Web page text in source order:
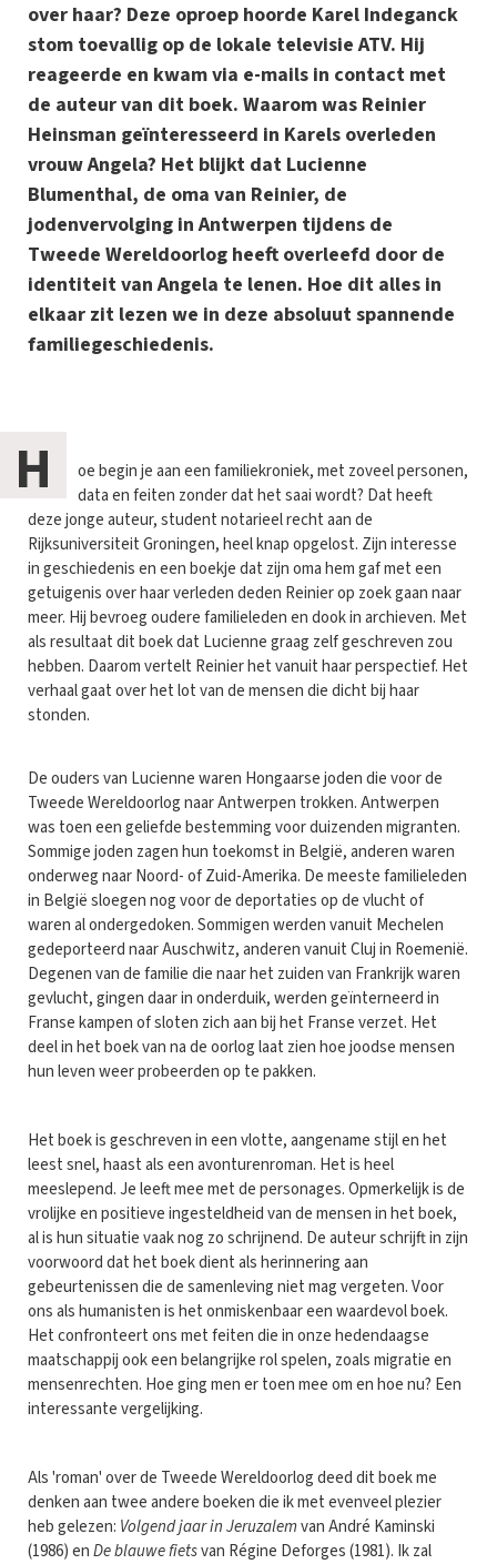
over haar? Deze oproep hoorde Karel Indeganck
stom toevallig op de lokale televisie ATV. Hij
reageerde en kwam via e-mails in contact met
de auteur van dit boek. Waarom was Reinier
Heinsman geïnteresseerd in Karels overleden
vrouw Angela? Het blijkt dat Lucienne
Blumenthal, de oma van Reinier, de
jodenvervolging in Antwerpen tijdens de
Tweede Wereldoorlog heeft overleefd door de
identiteit van Angela te lenen. Hoe dit alles in
elkaar zit lezen we in deze absoluut spannende
familiegeschiedenis.
H
oe begin je aan een familiekroniek, met zoveel personen,
data en feiten zonder dat het saai wordt? Dat heeft
deze jonge auteur, student notarieel recht aan de
Rijksuniversiteit Groningen, heel knap opgelost. Zijn interesse
in geschiedenis en een boekje dat zijn oma hem gaf met een
getuigenis over haar verleden deden Reinier op zoek gaan naar
meer. Hij bevroeg oudere familieleden en dook in archieven. Met
als resultaat dit boek dat Lucienne graag zelf geschreven zou
hebben. Daarom vertelt Reinier het vanuit haar perspectief. Het
verhaal gaat over het lot van de mensen die dicht bij haar
stonden.
De ouders van Lucienne waren Hongaarse joden die voor de
Tweede Wereldoorlog naar Antwerpen trokken. Antwerpen
was toen een geliefde bestemming voor duizenden migranten.
Sommige joden zagen hun toekomst in België, anderen waren
onderweg naar Noord- of Zuid-Amerika. De meeste familieleden
in België sloegen nog voor de deportaties op de vlucht of
waren al ondergedoken. Sommigen werden vanuit Mechelen
gedeporteerd naar Auschwitz, anderen vanuit Cluj in Roemenië.
Degenen van de familie die naar het zuiden van Frankrijk waren
gevlucht, gingen daar in onderduik, werden geïnterneerd in
Franse kampen of sloten zich aan bij het Franse verzet. Het
deel in het boek van na de oorlog laat zien hoe joodse mensen
hun leven weer probeerden op te pakken.
Het boek is geschreven in een vlotte, aangename stijl en het
leest snel, haast als een avonturenroman. Het is heel
meeslepend. Je leeft mee met de personages. Opmerkelijk is de
vrolijke en positieve ingesteldheid van de mensen in het boek,
al is hun situatie vaak nog zo schrijnend. De auteur schrijft in zijn
voorwoord dat het boek dient als herinnering aan
gebeurtenissen die de samenleving niet mag vergeten. Voor
ons als humanisten is het onmiskenbaar een waardevol boek.
Het confronteert ons met feiten die in onze hedendaagse
maatschappij ook een belangrijke rol spelen, zoals migratie en
mensenrechten. Hoe ging men er toen mee om en hoe nu? Een
interessante vergelijking.
Als 'roman' over de Tweede Wereldoorlog deed dit boek me
denken aan twee andere boeken die ik met evenveel plezier
heb gelezen: Volgend jaar in Jeruzalemvan André Kaminski
(1986) enDe blauwe fietsvan Régine Deforges (1981). Ik zal